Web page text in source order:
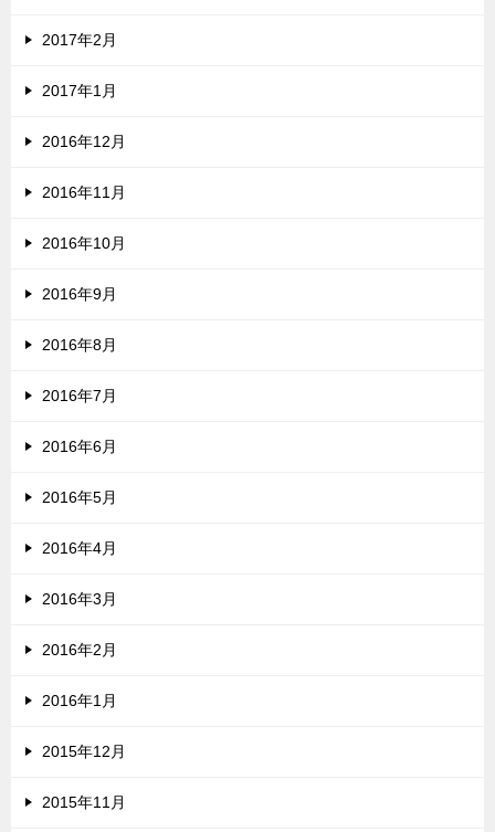
2017年2月
2017年1月
2016年12月
2016年11月
2016年10月
2016年9月
2016年8月
2016年7月
2016年6月
2016年5月
2016年4月
2016年3月
2016年2月
2016年1月
2015年12月
2015年11月